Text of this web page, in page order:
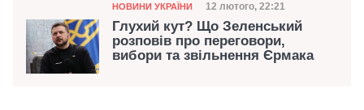
Категорія
НОВИНИ УКРАЇНИ Дата публікації
12 лютого, 22:21
Глухий кут? Що Зеленський
розповів про переговори,
вибори та звільнення Єрмака